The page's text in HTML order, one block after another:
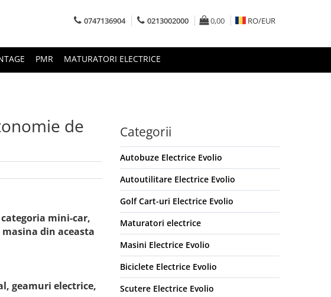
0747136904 0213002000 0,00 RO/EUR
PMR MATURATORI ELECTRICE
de
mini-car,
din aceasta
geamuri electrice,
Categorii
Autobuze Electrice Evolio
Autoutilitare Electrice Evolio
Golf Cart-uri Electrice Evolio
Maturatori electrice
Masini Electrice Evolio
Biciclete Electrice Evolio
Scutere Electrice Evolio